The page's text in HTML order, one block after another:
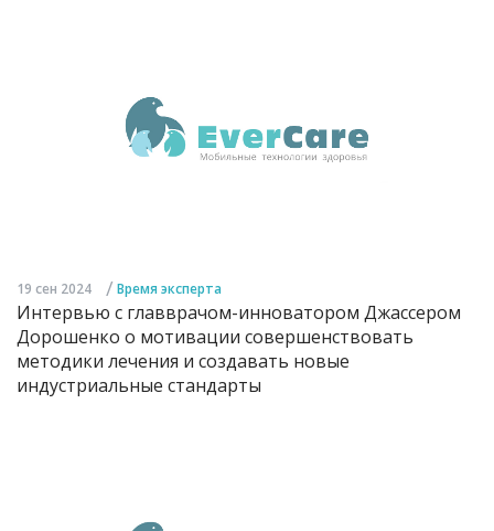
19 сен 2024 / Время эксперта
Интервью с главврачом-инноватором Джассером
Дорошенко о мотивации совершенствовать
методики лечения и создавать новые
индустриальные стандарты